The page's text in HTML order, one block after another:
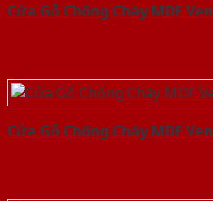
Cửa Gỗ Chống Cháy MDF
Cửa Gỗ Chống Cháy MDF